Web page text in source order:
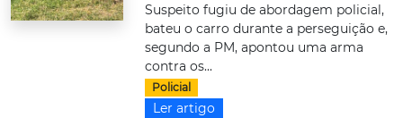
Suspeito fugiu de abordagem policial,
bateu o carro durante a perseguição e,
segundo a PM, apontou uma arma
contra os...
Policial
Ler artigo